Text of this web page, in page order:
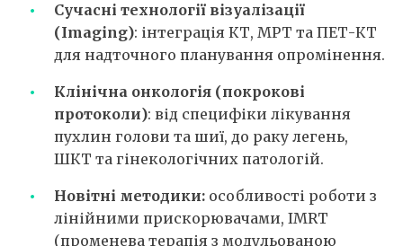
Сучасні технології візуалізації
(Imaging): інтеграція КТ, МРТ та ПЕТ-КТ
для надточного планування опромінення.
Клінічна онкологія (покрокові
протоколи): від специфіки лікування
пухлин голови та шиї, до раку легень,
ШКТ та гінекологічних патологій.
Новітні методики: особливості роботи з
лінійними прискорювачами, IMRT
(променева терапія з модульованою